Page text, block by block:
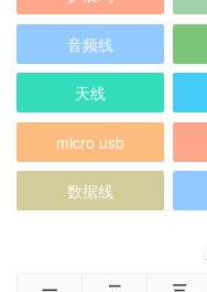
音频线
天线
micro usb
数据线